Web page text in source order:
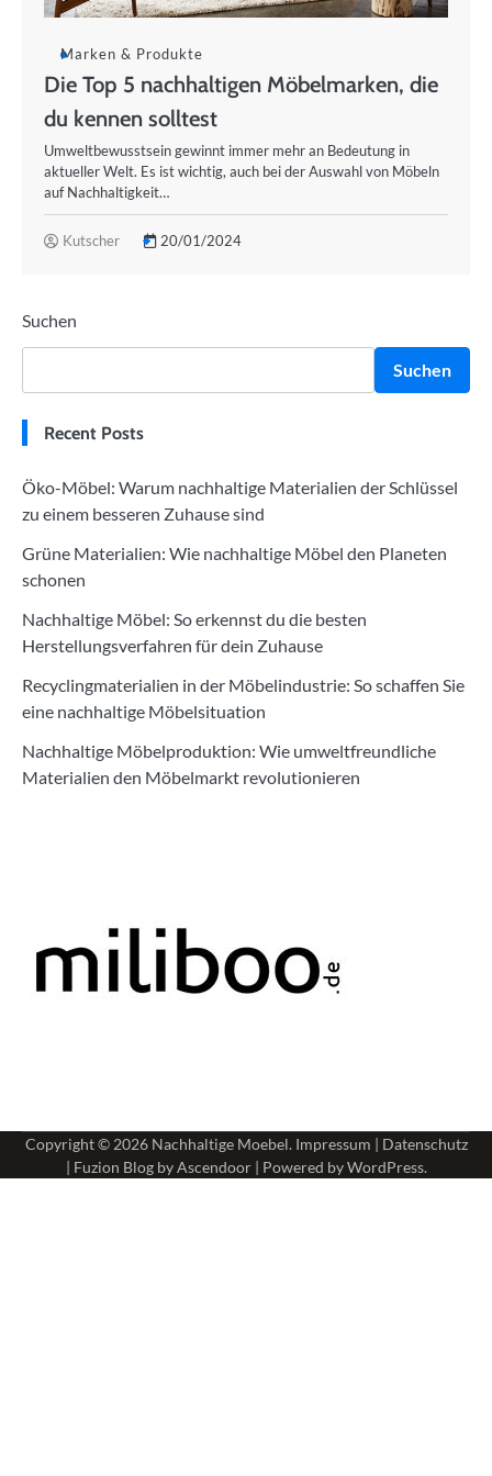
Marken & Produkte
Die Top 5 nachhaltigen Möbelmarken, die
du kennen solltest
Umweltbewusstsein gewinnt immer mehr an Bedeutung in
aktueller Welt. Es ist wichtig, auch bei der Auswahl von Möbeln
auf Nachhaltigkeit…
Kutscher 20/01/2024
Suchen
Suchen
Recent Posts
Öko-Möbel: Warum nachhaltige Materialien der Schlüssel
zu einem besseren Zuhause sind
Grüne Materialien: Wie nachhaltige Möbel den Planeten
schonen
Nachhaltige Möbel: So erkennst du die besten
Herstellungsverfahren für dein Zuhause
Recyclingmaterialien in der Möbelindustrie: So schaffen Sie
eine nachhaltige Möbelsituation
Nachhaltige Möbelproduktion: Wie umweltfreundliche
Materialien den Möbelmarkt revolutionieren
Copyright © 2026 Nachhaltige Moebel. Impressum | Datenschutz
| Fuzion Blog byAscendoor| Powered byWordPress.